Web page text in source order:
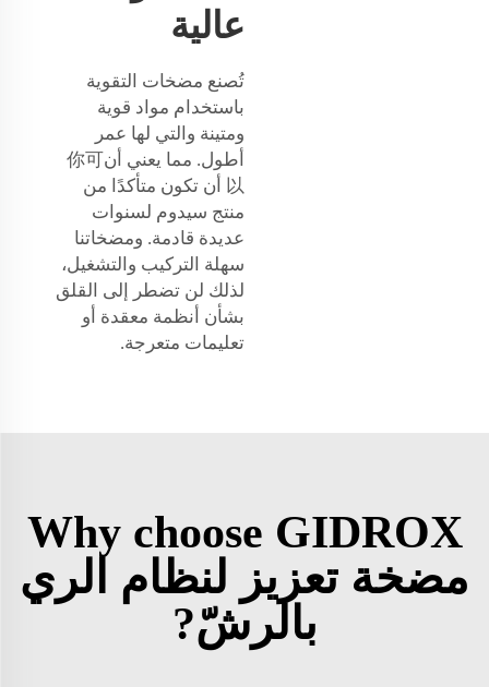
عالية
تُصنع مضخات التقوية
باستخدام مواد قوية
ومتينة والتي لها عمر
أطول. مما يعني أن你可
以 أن تكون متأكدًا من
منتج سيدوم لسنوات
عديدة قادمة. ومضخاتنا
سهلة التركيب والتشغيل،
لذلك لن تضطر إلى القلق
بشأن أنظمة معقدة أو
تعليمات متعرجة.
Why choose GIDROX
مضخة تعزيز لنظام الري
بالرشّ?